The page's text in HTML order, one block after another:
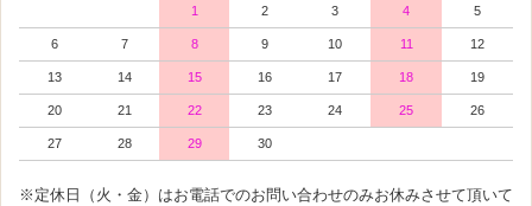
1 2 3 4 5
6 7 8 9 10 11 12
13 14 15 16 17 18 19
20 21 22 23 24 25 26
27 28 29 30
※定休日（火・金）はお電話でのお問い合わせのみお休みさせて頂いて